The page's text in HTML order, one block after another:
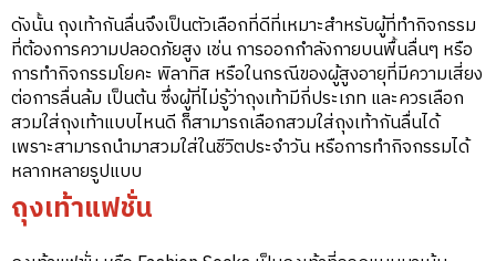
ดังนั้น ถุงเท้ากันลื่นจึงเป็นตัวเลือกที่ดีที่เหมาะสำหรับผู้ที่ทำกิจกรรม
ที่ต้องการความปลอดภัยสูง เช่น การออกกำลังกายบนพื้นลื่นๆ หรือ
การทำกิจกรรมโยคะ พิลาทิส หรือในกรณีของผู้สูงอายุที่มีความเสี่ยง
ต่อการลื่นล้ม เป็นต้น ซึ่งผู้ที่ไม่รู้ว่าถุงเท้ามีกี่ประเภท และควรเลือก
สวมใส่ถุงเท้าแบบไหนดี ก็สามารถเลือกสวมใส่ถุงเท้ากันลื่นได้
เพราะสามารถนำมาสวมใส่ในชีวิตประจำวัน หรือการทำกิจกรรมได้
หลากหลายรูปแบบ
ถุงเท้าแฟชั่น